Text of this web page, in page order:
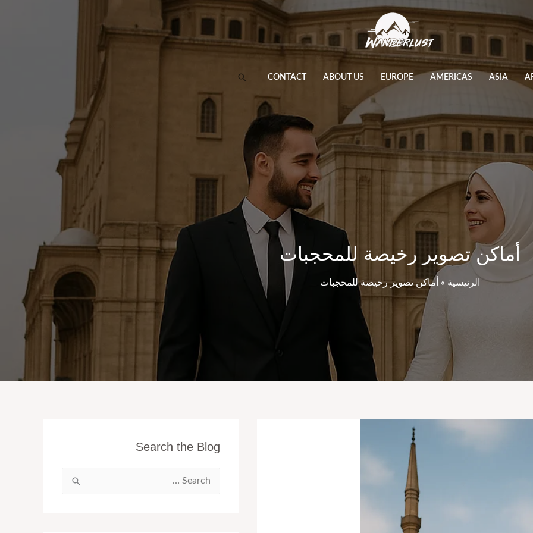
ASIA
AMERICAS
EUROPE
ABOUT US
CONTACT البحث
أماكن تصوير رخيصة للمحجبات
الرئيسية » أماكن تصوير رخيصة للمحجبات
Search the Blog